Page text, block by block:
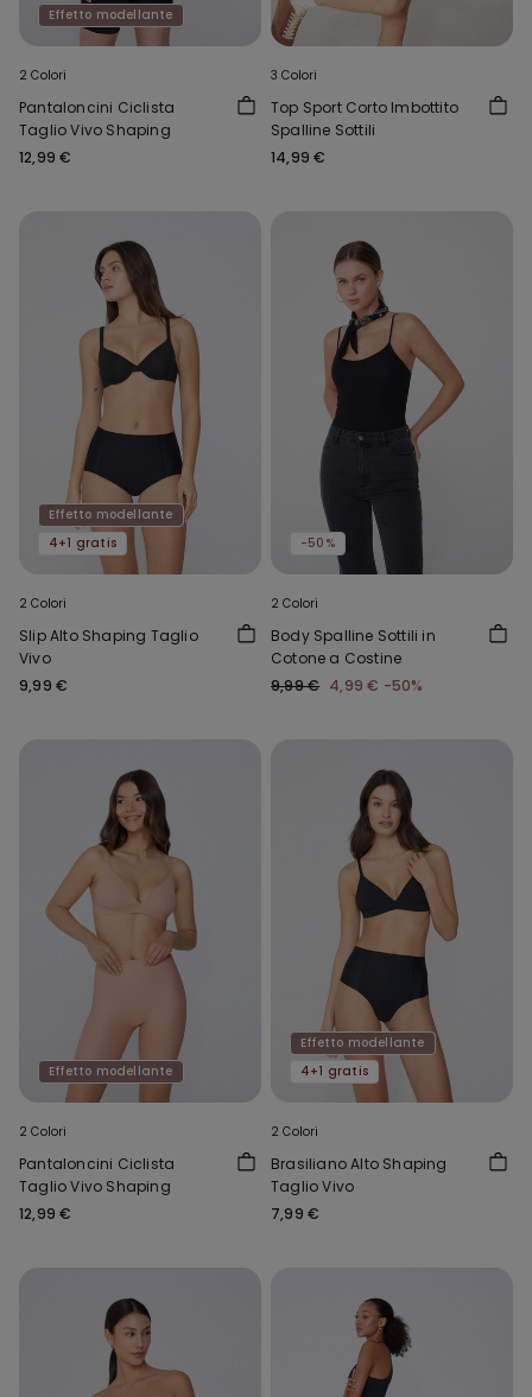
Effetto modellante
2 Colori
Pantaloncini Ciclista
Taglio Vivo Shaping
12,99 €
3 Colori
Top Sport Corto Imbottito
Spalline Sottili
14,99 €
Effetto modellante
4+1 gratis
2 Colori
Slip Alto Shaping Taglio
Vivo
9,99 €
-50%
2 Colori
Body Spalline Sottili in
Cotone a Costine
9,99 € 4,99 € -50%
Effetto modellante
2 Colori
Pantaloncini Ciclista
Taglio Vivo Shaping
12,99 €
Effetto modellante
4+1 gratis
2 Colori
Brasiliano Alto Shaping
Taglio Vivo
7,99 €